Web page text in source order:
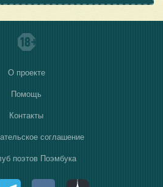
О проекте
Помощь
Контакты
соглашение
поэтов Поэмбука